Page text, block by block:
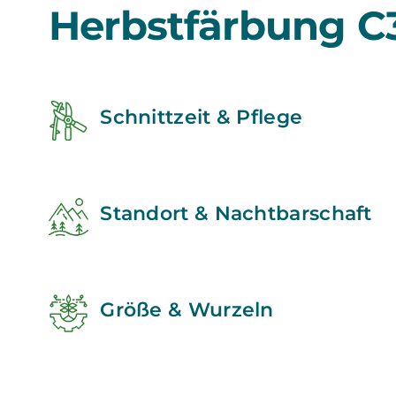
Herbstfärbung
Schnittzeit & Pflege
Standort & Nachtbarschaft
Größe & Wurzeln